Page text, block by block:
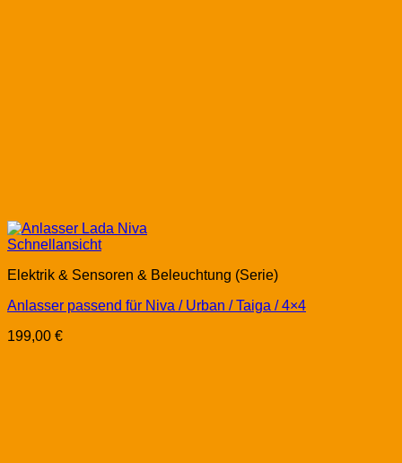
Schnellansicht
Elektrik & Sensoren & Beleuchtung (Serie)
Anlasser passend für Niva / Urban / Taiga / 4×4
199,00 €